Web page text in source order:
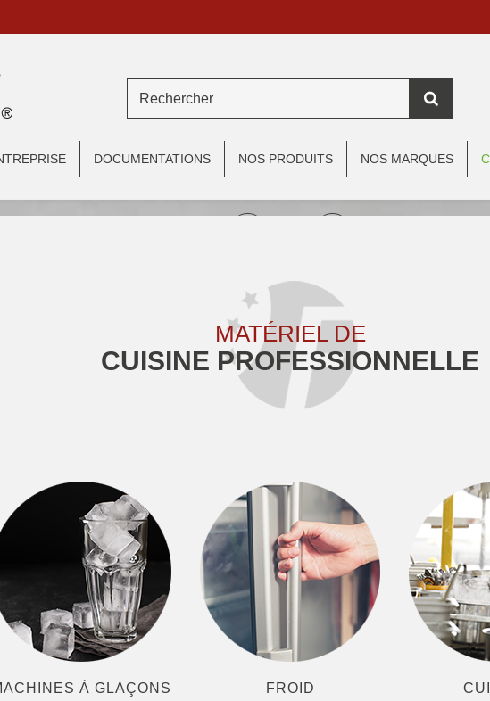
DOCUMENTATIONS NOS PRODUITS NOS MARQUES
MATÉRIEL DE
CUISINE PROFESSIONNELLE
À GLAÇONS FROID